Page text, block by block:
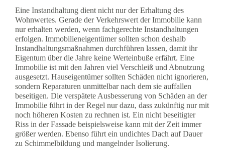
Eine Instandhaltung dient nicht nur der Erhaltung des
Wohnwertes. Gerade der Verkehrswert der Immobilie kann
nur erhalten werden, wenn fachgerechte Instandhaltungen
erfolgen. Immobilieneigentümer sollten schon deshalb
Instandhaltungsmaßnahmen durchführen lassen, damit ihr
Eigentum über die Jahre keine Werteinbuße erfährt. Eine
Immobilie ist mit den Jahren viel Verschleiß und Abnutzung
ausgesetzt. Hauseigentümer sollten Schäden nicht ignorieren,
sondern Reparaturen unmittelbar nach dem sie auffallen
beseitigen. Die verspätete Ausbesserung von Schäden an der
Immobilie führt in der Regel nur dazu, dass zukünftig nur mit
noch höheren Kosten zu rechnen ist. Ein nicht beseitigter
Riss in der Fassade beispielsweise kann mit der Zeit immer
größer werden. Ebenso führt ein undichtes Dach auf Dauer
zu Schimmelbildung und mangelnder Isolierung.